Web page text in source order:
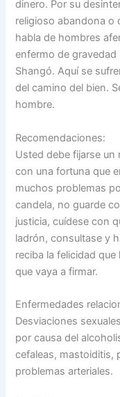
dinero. Por su
religioso abandona o
habla de hombres
enfermo de
Shangó. Aquí se
del camino del bien.
hombre.
Recomendaciones:
Usted debe fijarse un
con una fortuna que
muchos problemas
candela, no guarde
justicia, cuídese con
ladrón, consultase y
reciba la felicidad
que vaya a firmar.
Enfermedades
Desviaciones
por causa del
cefaleas, mastoiditis,
problemas arteriales.